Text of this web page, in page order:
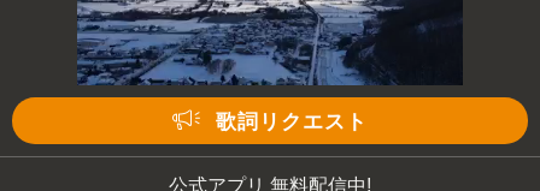
歌詞リクエスト
公式アプリ 無料配信中!